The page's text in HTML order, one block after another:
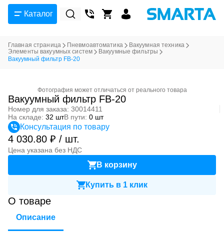
Каталог
Главная страница Пневмоавтоматика
Вакуумная техника
Элементы вакуумных систем
Вакуумные фильтры
Вакуумный фильтр FB-20
Фотография может отличаться от реального товара
Вакуумный фильтр FB-20
Номер для заказа: 30014411
На складе: 32 штВ пути: 0 шт
Консультация по товару
4 030.80 ₽ / шт.
Цена указана без НДС
В корзину
Купить в 1 клик
О товаре
Описание